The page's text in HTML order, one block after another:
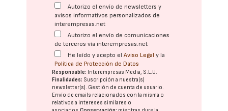
Autorizo el envío de newsletters y
avisos informativos personalizados de
interempresas.net
Autorizo el envío de comunicaciones
de terceros vía interempresas.net
He leído y acepto elAviso Legal y la
Política de Protección de Datos
Responsable: Interempresas Media, S.L.U.
Finalidades: Suscripción a nuestra(s)
newsletter(s). Gestión de cuenta de usuario.
Envío de emails relacionados con la misma o
relativos a intereses similares o